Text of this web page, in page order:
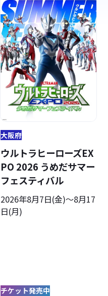
大阪府
ウルトラヒーローズEX
PO 2026 うめだサマー
フェスティバル
2026年8月7日(金)〜8月17
日(月)
チケット発売中